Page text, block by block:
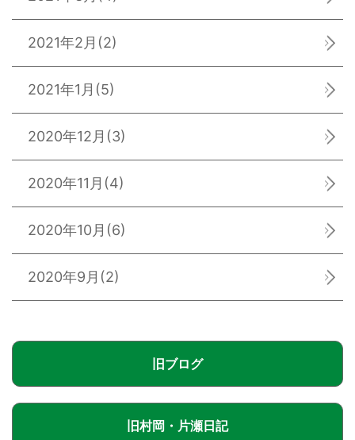
2021年2月 (2)
2021年1月 (5)
2020年12月 (3)
2020年11月 (4)
2020年10月 (6)
2020年9月 (2)
旧ブログ
旧村岡・片瀬日記